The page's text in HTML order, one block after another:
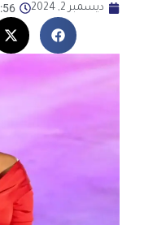
ديسمبر 2, 2024